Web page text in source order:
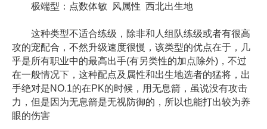
极端型：点数体敏 风属性 西北出生地
这种类型不适合练级，除非和人组队练级或者有很高
攻的宠配合，不然升级速度很慢，该类型的优点在于，几
乎是所有职业中的最高出手(有另类性的加点除外)，不过
在一般情况下，这种配点及属性和出生地选者的猛将，出
手绝对是NO.1的在PK的时候，用无息箭，虽说没有攻击
力，但是因为无息箭是无视防御的，所以也能打出较为养
眼的伤害